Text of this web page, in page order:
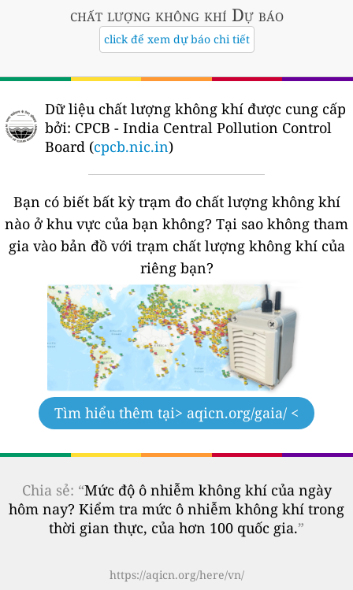
chất lượng không khí Dự báo
click để xem dự báo chi tiết
Dữ liệu chất lượng không khí được cung cấp
bởi: CPCB - India Central Pollution Control
Board (cpcb.nic.in)
Bạn có biết bất kỳ trạm đo chất lượng không khí
nào ở khu vực của bạn không? Tại sao không tham
gia vào bản đồ với trạm chất lượng không khí của
riêng bạn?
Tìm hiểu thêm tại> aqicn.org/gaia/ <
Chia sẻ: “Mức độ ô nhiễm không khí của ngày
hôm nay? Kiểm tra mức ô nhiễm không khí trong
thời gian thực, của hơn 100 quốc gia.”
https://aqicn.org/here/vn/